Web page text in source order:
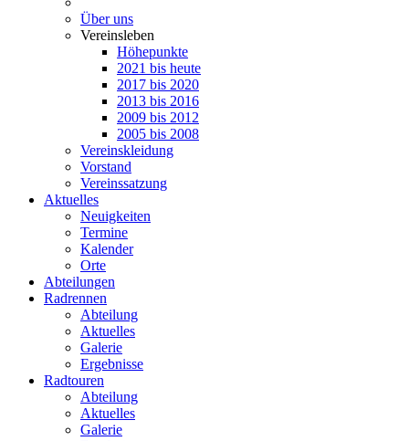
Über uns
Vereinsleben
Höhepunkte
2021 bis heute
2017 bis 2020
2013 bis 2016
2009 bis 2012
2005 bis 2008
Vereinskleidung
Vorstand
Vereinssatzung
Aktuelles
Neuigkeiten
Termine
Kalender
Orte
Abteilungen
Radrennen
Abteilung
Aktuelles
Galerie
Ergebnisse
Radtouren
Abteilung
Aktuelles
Galerie